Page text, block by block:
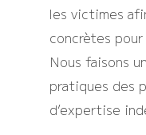
les victimes
concrètes
Nous faisons
pratiques des
d’expertise